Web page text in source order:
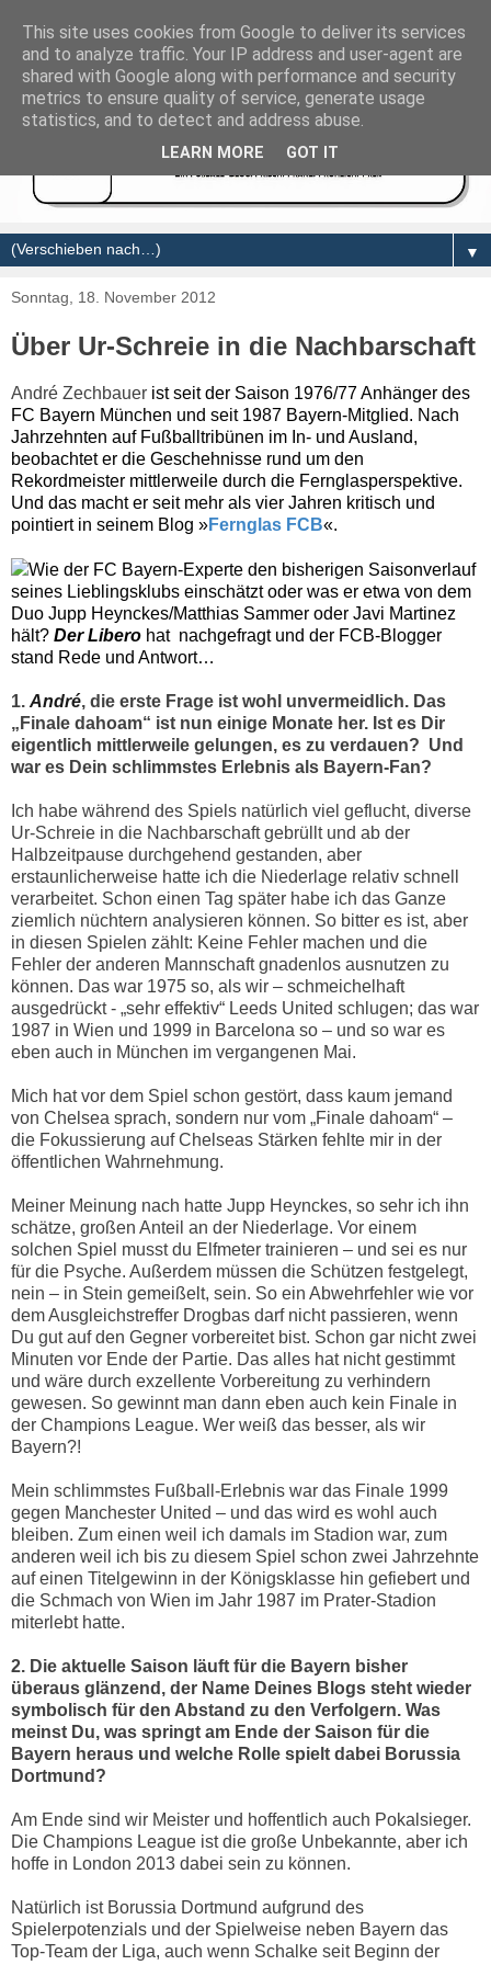
▼
Sonntag, 18. November 2012
Über Ur-Schreie in die Nachbarschaft
André Zechbauer ist seit der Saison 1976/77 Anhänger des
FC Bayern München und seit 1987 Bayern-Mitglied. Nach
Jahrzehnten auf Fußballtribünen im In- und Ausland,
beobachtet er die Geschehnisse rund um den
Rekordmeister mittlerweile durch die Fernglasperspektive.
Und das macht er seit mehr als vier Jahren kritisch und
pointiert in seinem Blog »Fernglas FCB«.
Wie der FC Bayern-Experte den bisherigen Saisonverlauf
seines Lieblingsklubs einschätzt oder was er etwa von dem
Duo Jupp Heynckes/Matthias Sammer oder Javi Martinez
hält? Der Libero hat nachgefragt und der FCB-Blogger
stand Rede und Antwort…
1. André, die erste Frage ist wohl unvermeidlich. Das
„Finale dahoam“ ist nun einige Monate her. Ist es Dir
eigentlich mittlerweile gelungen, es zu verdauen? Und
war es Dein schlimmstes Erlebnis als Bayern-Fan?
Ich habe während des Spiels natürlich viel geflucht, diverse
Ur-Schreie in die Nachbarschaft gebrüllt und ab der
Halbzeitpause durchgehend gestanden, aber
erstaunlicherweise hatte ich die Niederlage relativ schnell
verarbeitet. Schon einen Tag später habe ich das Ganze
ziemlich nüchtern analysieren können. So bitter es ist, aber
in diesen Spielen zählt: Keine Fehler machen und die
Fehler der anderen Mannschaft gnadenlos ausnutzen zu
können. Das war 1975 so, als wir – schmeichelhaft
ausgedrückt - „sehr effektiv“ Leeds United schlugen; das war
1987 in Wien und 1999 in Barcelona so – und so war es
eben auch in München im vergangenen Mai.
Mich hat vor dem Spiel schon gestört, dass kaum jemand
von Chelsea sprach, sondern nur vom „Finale dahoam“ –
die Fokussierung auf Chelseas Stärken fehlte mir in der
öffentlichen Wahrnehmung.
Meiner Meinung nach hatte Jupp Heynckes, so sehr ich ihn
schätze, großen Anteil an der Niederlage. Vor einem
solchen Spiel musst du Elfmeter trainieren – und sei es nur
für die Psyche. Außerdem müssen die Schützen festgelegt,
nein – in Stein gemeißelt, sein. So ein Abwehrfehler wie vor
dem Ausgleichstreffer Drogbas darf nicht passieren, wenn
Du gut auf den Gegner vorbereitet bist. Schon gar nicht zwei
Minuten vor Ende der Partie. Das alles hat nicht gestimmt
und wäre durch exzellente Vorbereitung zu verhindern
gewesen. So gewinnt man dann eben auch kein Finale in
der Champions League. Wer weiß das besser, als wir
Bayern?!
Mein schlimmstes Fußball-Erlebnis war das Finale 1999
gegen Manchester United – und das wird es wohl auch
bleiben. Zum einen weil ich damals im Stadion war, zum
anderen weil ich bis zu diesem Spiel schon zwei Jahrzehnte
auf einen Titelgewinn in der Königsklasse hin gefiebert und
die Schmach von Wien im Jahr 1987 im Prater-Stadion
miterlebt hatte.
2. Die aktuelle Saison läuft für die Bayern bisher
überaus glänzend, der Name Deines Blogs steht wieder
symbolisch für den Abstand zu den Verfolgern. Was
meinst Du, was springt am Ende der Saison für die
Bayern heraus und welche Rolle spielt dabei Borussia
Dortmund?
Am Ende sind wir Meister und hoffentlich auch Pokalsieger.
Die Champions League ist die große Unbekannte, aber ich
hoffe in London 2013 dabei sein zu können.
Natürlich ist Borussia Dortmund aufgrund des
Spielerpotenzials und der Spielweise neben Bayern das
Top-Team der Liga, auch wenn Schalke seit Beginn der
This site uses cookies from Google to deliver its services
and to analyze traffic. Your IP address and user-agent are
shared with Google along with performance and security
metrics to ensure quality of service, generate usage
statistics, and to detect and address abuse.
LEARN MORE GOT IT